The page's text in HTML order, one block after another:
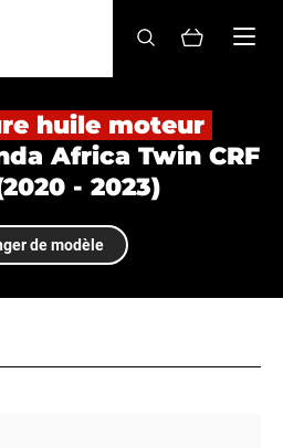
huile moteur
Africa Twin CRF
- 2023)
de modèle